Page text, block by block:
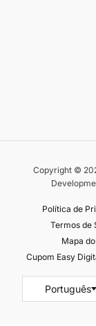
Copyright ©
Política de
Termos de
Mapa
Cupom Easy